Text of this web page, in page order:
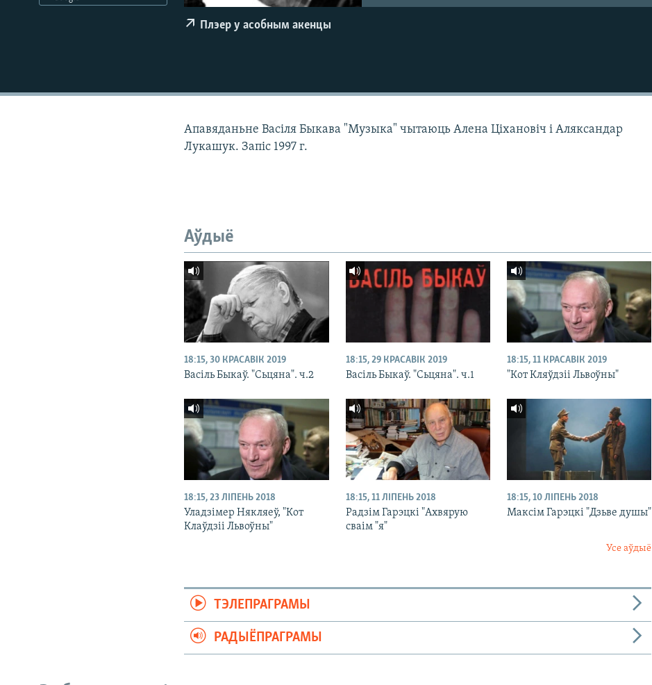
Плэер у асобным акенцы
Апавяданьне Васіля Быкава "Музыка" чытаюць Алена Ціхановіч і Аляксандар
Лукашук. Запіс 1997 г.
Аўдыё
18:15, 30 КРАСАВІК 2019
Васіль Быкаў. "Сьцяна". ч.2
18:15, 29 КРАСАВІК 2019
Васіль Быкаў. "Сьцяна". ч.1
18:15, 11 КРАСАВІК 2019
"Кот Кляўдзіі Львоўны"
18:15, 23 ЛІПЕНЬ 2018
Уладзімер Някляеў, "Кот
Клаўдзіі Львоўны"
18:15, 11 ЛІПЕНЬ 2018
Радзім Гарэцкі "Ахвярую
сваім "я"
18:15, 10 ЛІПЕНЬ 2018
Максім Гарэцкі "Дзьве душы"
Усе аўдыё
ТЭЛЕПРАГРАМЫ
РАДЫЁПРАГРАМЫ